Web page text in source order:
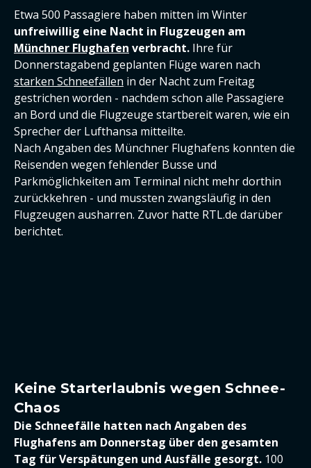
Etwa 500 Passagiere haben mitten im Winter
unfreiwillig eine Nacht in Flugzeugen am
Münchner Flughafen verbracht. Ihre für
Donnerstagabend geplanten Flüge waren nach
starken Schneefällen in der Nacht zum Freitag
gestrichen worden - nachdem schon alle Passagiere
an Bord und die Flugzeuge startbereit waren, wie ein
Sprecher der Lufthansa mitteilte.
Nach Angaben des Münchner Flughafens konnten die
Reisenden wegen fehlender Busse und
Parkmöglichkeiten am Terminal nicht mehr dorthin
zurückkehren - und mussten zwangsläufig in den
Flugzeugen ausharren. Zuvor hatte RTL.de darüber
berichtet.
Keine Starterlaubnis wegen Schnee-
Chaos
Die Schneefälle hatten nach Angaben des
Flughafens am Donnerstag über den gesamten
Tag für Verspätungen und Ausfälle gesorgt. 100